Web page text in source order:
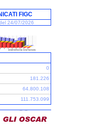
FIGC
24/07/2026
0
181.226
64.800.108
111.753.099